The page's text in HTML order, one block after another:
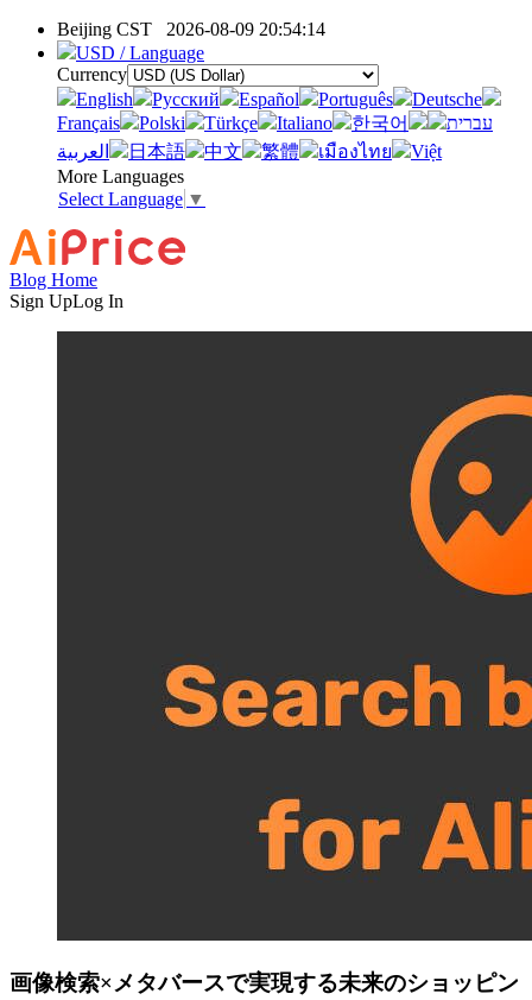
Beijing CST 2026-08-09 20:54:14
USD / Language
Currency
English
Pусский Español Português
Deutsche
Français
Polski Türkçe Italiano 한국어
עברית
العربية
日本語 中文 繁體 เมืองไทย
Việt
More Languages
Select Language ▼
Blog Home
Sign UpLog In
画像検索×メタバースで実現する未来のショッピン